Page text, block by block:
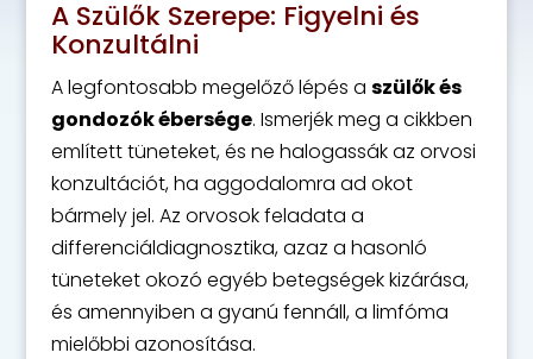
A Szülők Szerepe: Figyelni és
Konzultálni
A legfontosabb megelőző lépés a szülők és
gondozók ébersége. Ismerjék meg a cikkben
említett tüneteket, és ne halogassák az orvosi
konzultációt, ha aggodalomra ad okot
bármely jel. Az orvosok feladata a
differenciáldiagnosztika, azaz a hasonló
tüneteket okozó egyéb betegségek kizárása,
és amennyiben a gyanú fennáll, a limfóma
mielőbbi azonosítása.